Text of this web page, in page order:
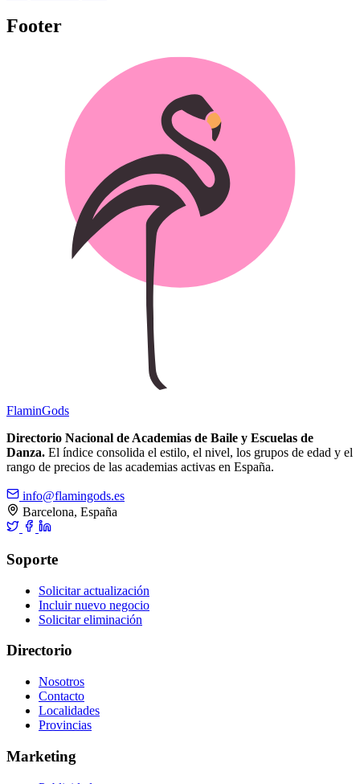
Footer
FlaminGods
Directorio Nacional de Academias de Baile y Escuelas de
Danza. El índice consolida el estilo, el nivel, los grupos de edad y el
rango de precios de las academias activas en España.
info@flamingods.es
Barcelona, España
Soporte
Solicitar actualización
Incluir nuevo negocio
Solicitar eliminación
Directorio
Nosotros
Contacto
Localidades
Provincias
Marketing